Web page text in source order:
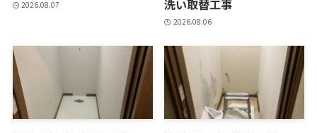
2026.08.07 洗い取替工事
2026.08.06